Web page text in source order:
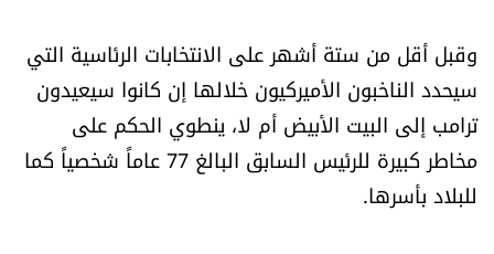
اقتصاد
العالم
الصحافة الإسرائيلية
وقبل أقل من ستة أشهر على الانتخابات الرئاسية التي
سيحدد الناخبون الأميركيون خلالها إن كانوا سيعيدون
ترامب إلى البيت الأبيض أم لا، ينطوي الحكم على
مخاطر كبيرة للرئيس السابق البالغ 77 عاماً شخصياً كما
للبلاد بأسرها.